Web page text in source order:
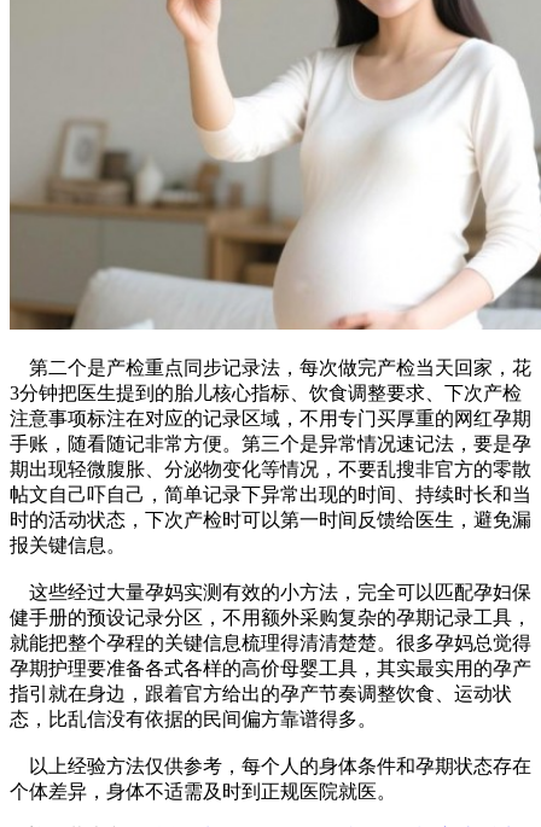
第二个是产检重点同步记录法，每次做完产检当天回家，花
3分钟把医生提到的胎儿核心指标、饮食调整要求、下次产检
注意事项标注在对应的记录区域，不用专门买厚重的网红孕期
手账，随看随记非常方便。第三个是异常情况速记法，要是孕
期出现轻微腹胀、分泌物变化等情况，不要乱搜非官方的零散
帖文自己吓自己，简单记录下异常出现的时间、持续时长和当
时的活动状态，下次产检时可以第一时间反馈给医生，避免漏
报关键信息。
这些经过大量孕妈实测有效的小方法，完全可以匹配孕妇保
健手册的预设记录分区，不用额外采购复杂的孕期记录工具，
就能把整个孕程的关键信息梳理得清清楚楚。很多孕妈总觉得
孕期护理要准备各式各样的高价母婴工具，其实最实用的孕产
指引就在身边，跟着官方给出的孕产节奏调整饮食、运动状
态，比乱信没有依据的民间偏方靠谱得多。
以上经验方法仅供参考，每个人的身体条件和孕期状态存在
个体差异，身体不适需及时到正规医院就医。